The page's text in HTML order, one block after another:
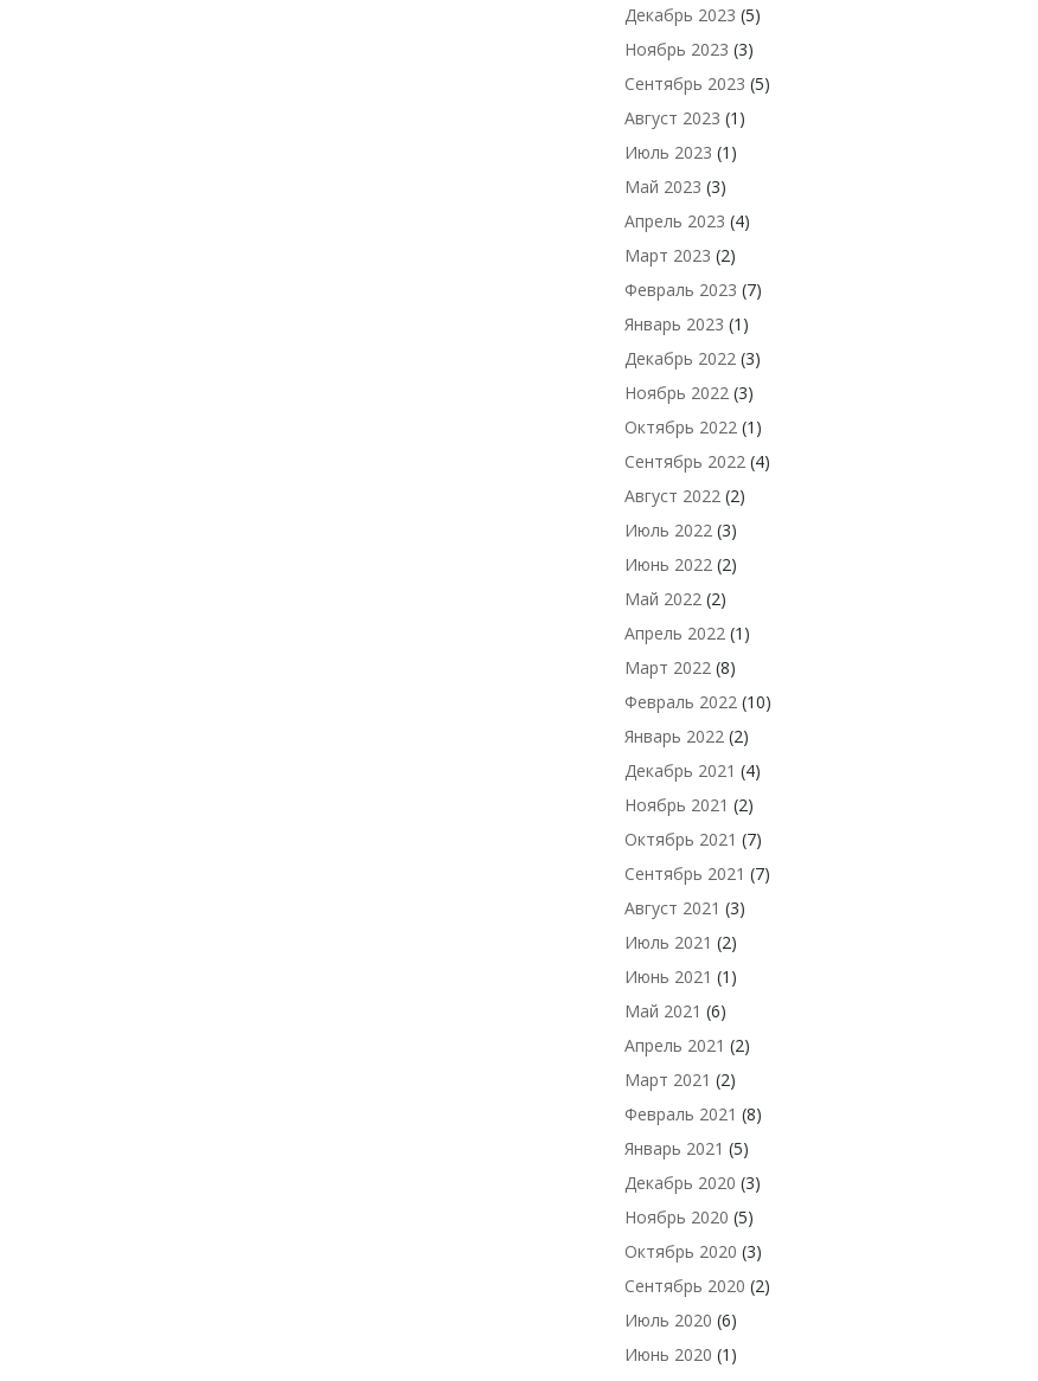
Декабрь 2023 (5)
Ноябрь 2023 (3)
Сентябрь 2023 (5)
Август 2023 (1)
Июль 2023 (1)
Май 2023 (3)
Апрель 2023 (4)
Март 2023 (2)
Февраль 2023 (7)
Январь 2023 (1)
Декабрь 2022 (3)
Ноябрь 2022 (3)
Октябрь 2022 (1)
Сентябрь 2022 (4)
Август 2022 (2)
Июль 2022 (3)
Июнь 2022 (2)
Май 2022 (2)
Апрель 2022 (1)
Март 2022 (8)
Февраль 2022 (10)
Январь 2022 (2)
Декабрь 2021 (4)
Ноябрь 2021 (2)
Октябрь 2021 (7)
Сентябрь 2021 (7)
Август 2021 (3)
Июль 2021 (2)
Июнь 2021 (1)
Май 2021 (6)
Апрель 2021 (2)
Март 2021 (2)
Февраль 2021 (8)
Январь 2021 (5)
Декабрь 2020 (3)
Ноябрь 2020 (5)
Октябрь 2020 (3)
Сентябрь 2020 (2)
Июль 2020 (6)
Июнь 2020 (1)